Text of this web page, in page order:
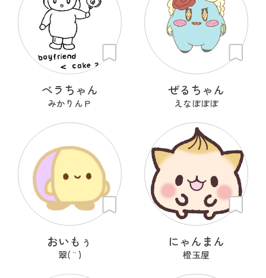
ベラちゃん
みかりんＰ
ぜるちゃん
えなぼぼぼ
おいもぅ
翠( ¨̮ )
にゃんまん
橙玉屋